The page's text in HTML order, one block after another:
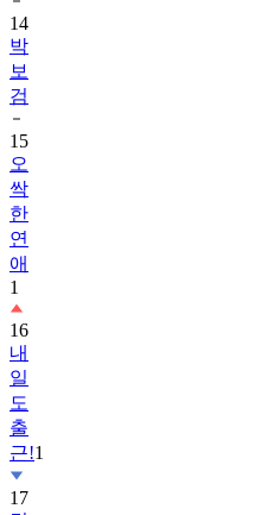
보
검
15
오
싹
한
연
애
1
16
내
일
도
출
근!
17
결
혼